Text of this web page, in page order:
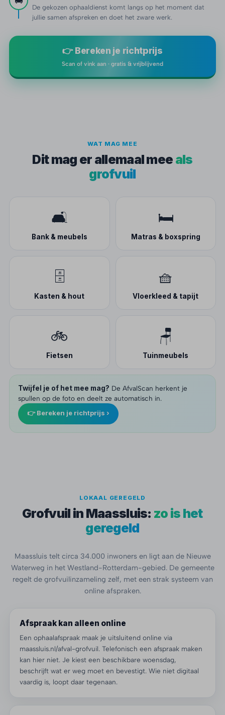
De gekozen ophaaldienst komt langs op het moment dat
jullie samen afspreken en doet het zware werk.
👉 Bereken je richtprijs
Scan of vink aan · gratis & vrijblijvend
WAT MAG MEE
Dit mag er allemaal mee als
grofvuil
🛋️
Bank & meubels
🛏️
Matras & boxspring
🗄️
Kasten & hout
🧺
Vloerkleed & tapijt
🚲
Fietsen
🪑
Tuinmeubels
Twijfel je of het mee mag? De AfvalScan herkent je
spullen op de foto en deelt ze automatisch in.
👉 Bereken je richtprijs ›
LOKAAL GEREGELD
Grofvuil in Maassluis: zo is het
geregeld
Maassluis telt circa 34.000 inwoners en ligt aan de Nieuwe
Waterweg in het Westland-Rotterdam-gebied. De gemeente
regelt de grofvuilinzameling zelf, met een strak systeem van
online afspraken.
Afspraak kan alleen online
Een ophaalafspraak maak je uitsluitend online via
maassluis.nl/afval-grofvuil. Telefonisch een afspraak maken
kan hier niet. Je kiest een beschikbare woensdag,
beschrijft wat er weg moet en bevestigt. Wie niet digitaal
vaardig is, loopt daar tegenaan.